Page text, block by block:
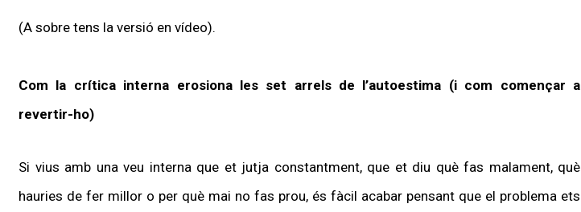
(A sobre tens la versió en vídeo).
Com la crítica interna erosiona les set arrels de l’autoestima (i com començar a
revertir-ho)
Si vius amb una veu interna que et jutja constantment, que et diu què fas malament, què
hauries de fer millor o per què mai no fas prou, és fàcil acabar pensant que el problema ets